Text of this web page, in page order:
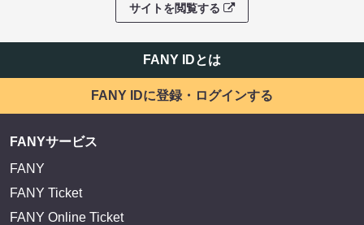
サイトを閲覧する
FANY IDとは
FANY IDに登録・ログインする
FANYサービス
FANY
FANY Ticket
FANY Online Ticket